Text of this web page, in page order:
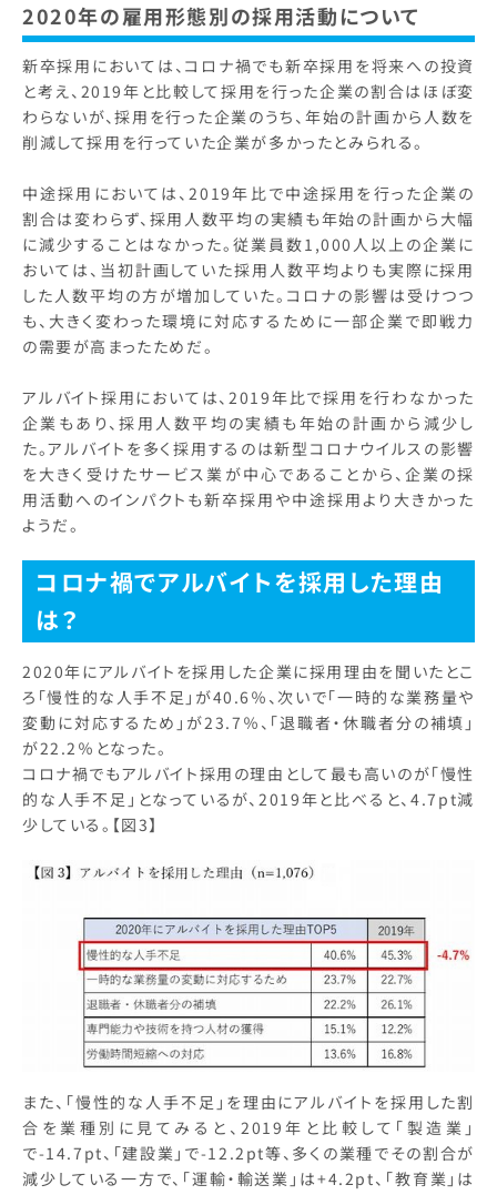
2020年の雇用形態別の採用活動について
新卒採用においては、コロナ禍でも新卒採用を将来への投資
と考え、2019年と比較して採用を行った企業の割合はほぼ変
わらないが、採用を行った企業のうち、年始の計画から人数を
削減して採用を行っていた企業が多かったとみられる。
中途採用においては、2019年比で中途採用を行った企業の
割合は変わらず、採用人数平均の実績も年始の計画から大幅
に減少することはなかった。従業員数1,000人以上の企業に
おいては、当初計画していた採用人数平均よりも実際に採用
した人数平均の方が増加していた。コロナの影響は受けつつ
も、大きく変わった環境に対応するために一部企業で即戦力
の需要が高まったためだ。
アルバイト採用においては、2019年比で採用を行わなかった
企業もあり、採用人数平均の実績も年始の計画から減少し
た。アルバイトを多く採用するのは新型コロナウイルスの影響
を大きく受けたサービス業が中心であることから、企業の採
用活動へのインパクトも新卒採用や中途採用より大きかった
ようだ。
コロナ禍でアルバイトを採用した理由
は？
2020年にアルバイトを採用した企業に採用理由を聞いたとこ
ろ「慢性的な人手不足」が40.6％、次いで「一時的な業務量や
変動に対応するため」が23.7％、「退職者・休職者分の補填」
が22.2％となった。
コロナ禍でもアルバイト採用の理由として最も高いのが「慢性
的な人手不足」となっているが、2019年と比べると、4.7pt減
少している。【図3】
また、「慢性的な人手不足」を理由にアルバイトを採用した割
合を業種別に見てみると、2019年と比較して「製造業」
で-14.7pt、「建設業」で-12.2pt等、多くの業種でその割合が
減少している一方で、「運輸・輸送業」は+4.2pt、「教育業」は